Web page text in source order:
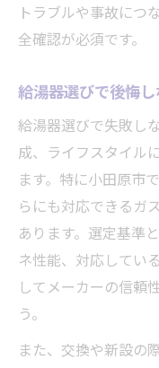
給湯器設
長く安心
信頼できる業
業者選
見積もり
信頼でき
迅速対応
失敗しない
ガス給
給湯器交
トラブルや事故につ
全確認が必須です。
給湯器選びで後悔
給湯器選びで失敗し
成、ライフスタイル
ます。特に小田原市
らにも対応できるガ
あります。選定基準
ネ性能、対応してい
してメーカーの信頼
う。
また、交換や新設の